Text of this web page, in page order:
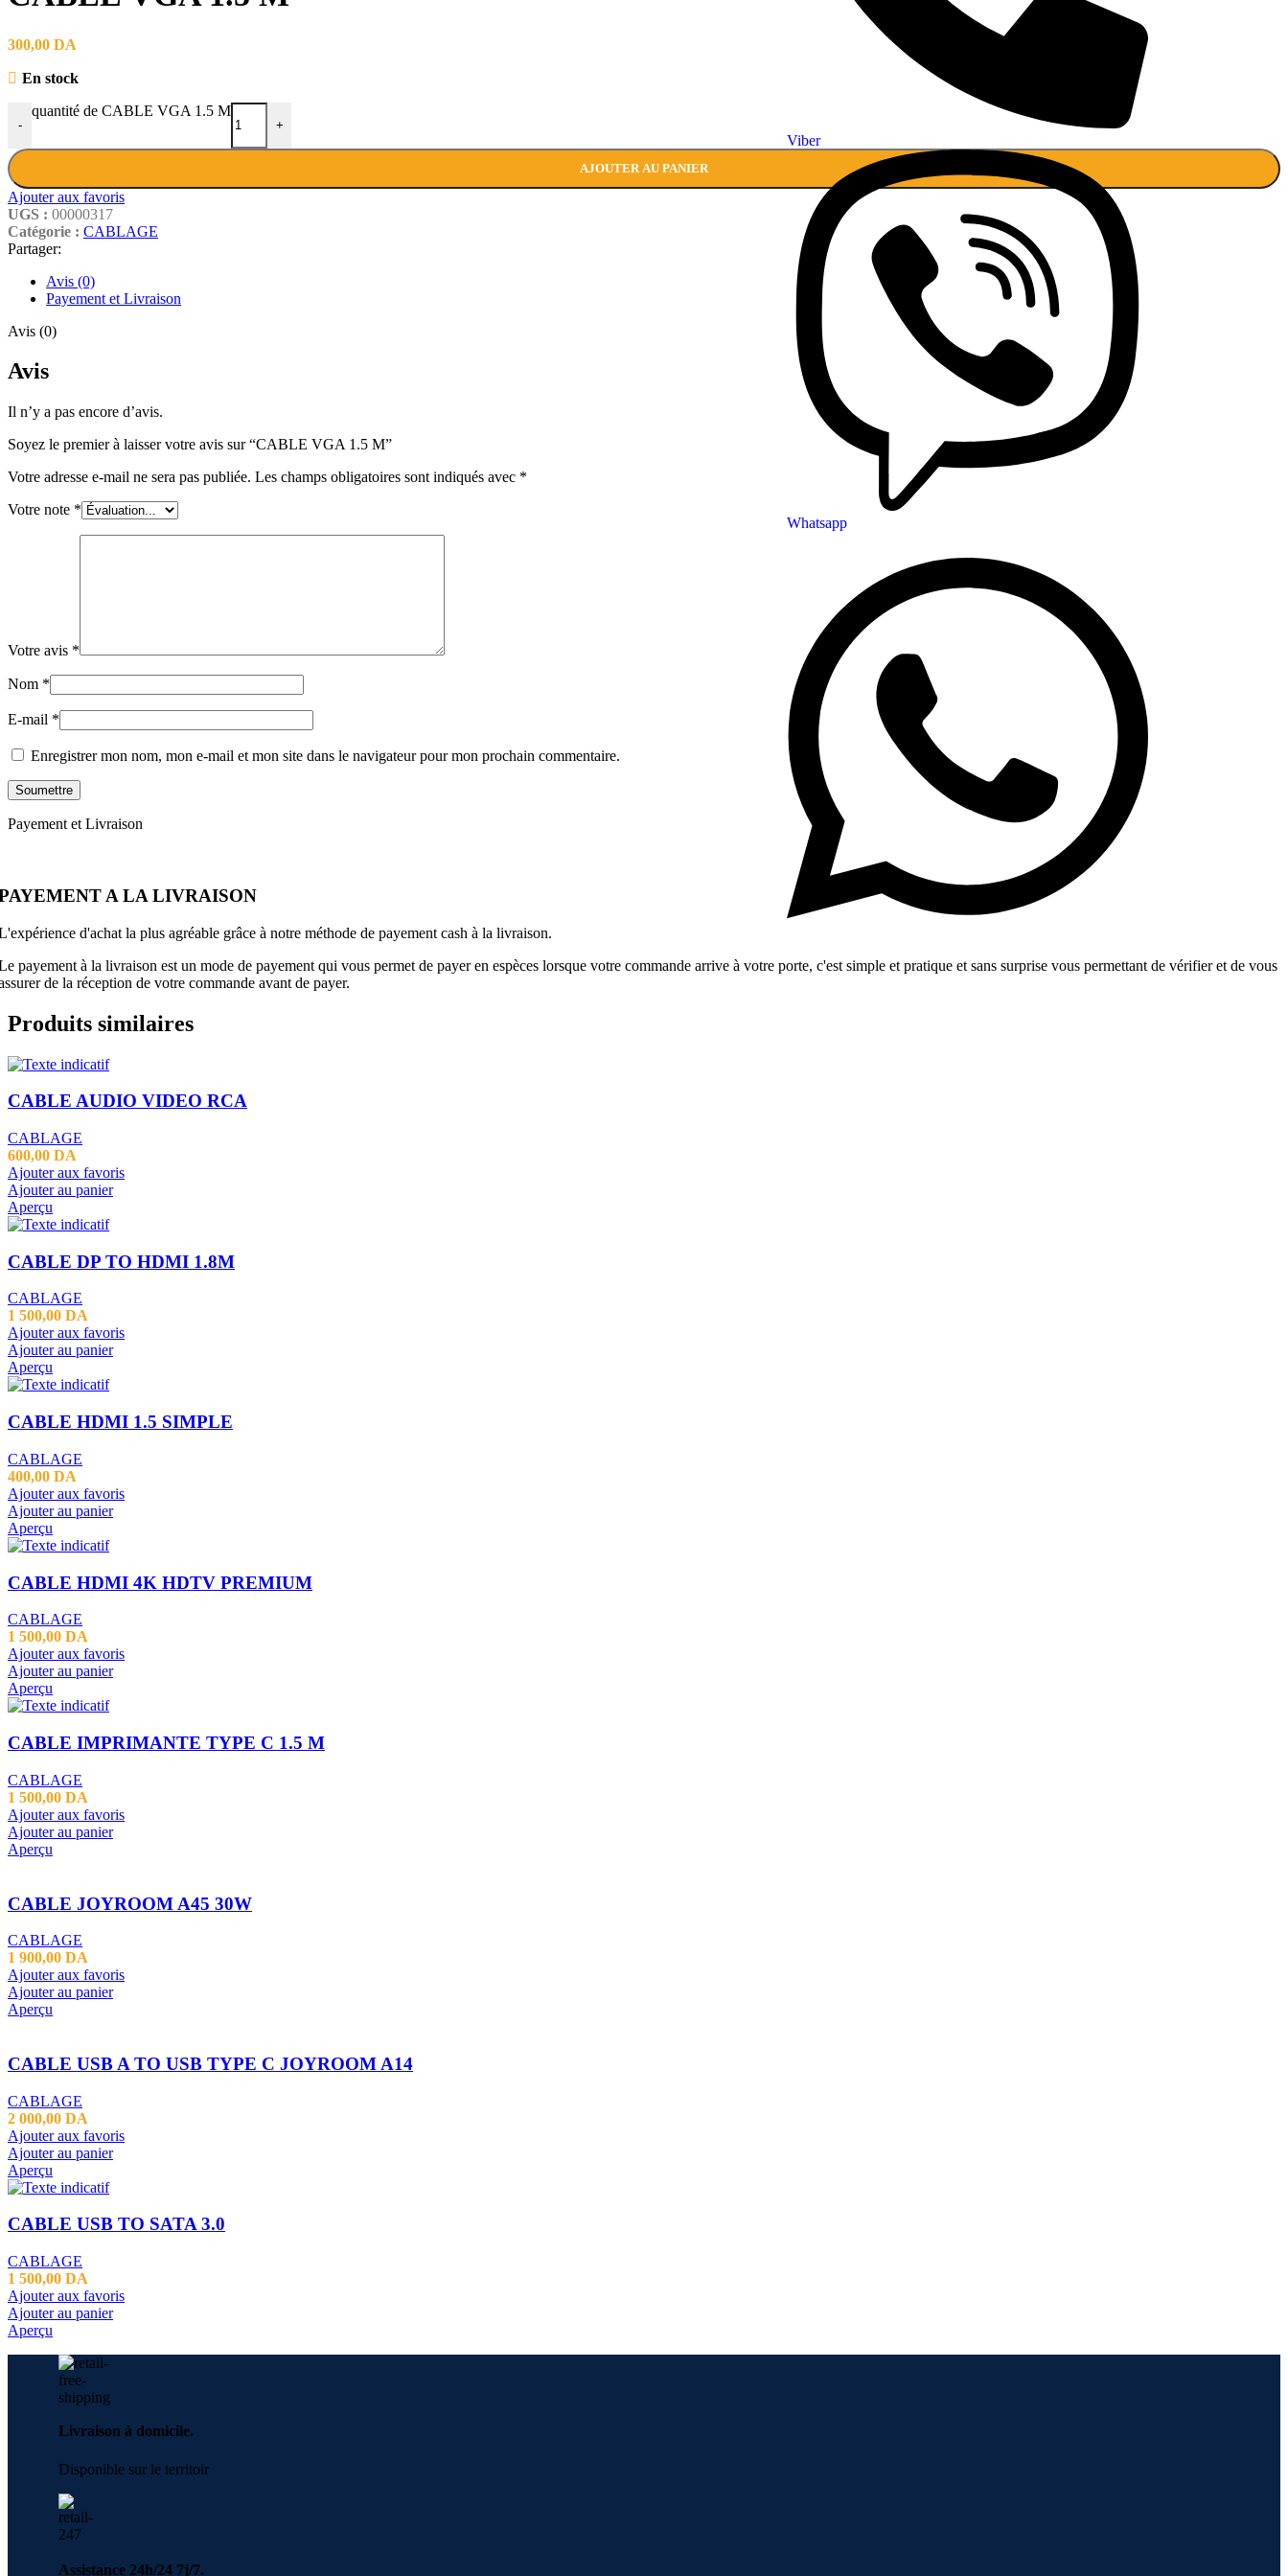
Viber
Whatsapp
300,00 DA
En stock
-
quantité de CABLE VGA 1.5 M
+
AJOUTER AU PANIER
Ajouter aux favoris
UGS : 00000317
Catégorie : CABLAGE
Partager:
Avis (0)
Payement et Livraison
Avis (0)
Avis
Il n’y a pas encore d’avis.
Soyez le premier à laisser votre avis sur “CABLE VGA 1.5 M”
Votre adresse e-mail ne sera pas publiée. Les champs obligatoires sont indiqués avec *
Votre note *
Votre avis *
Nom *
E-mail *
Enregistrer mon nom, mon e-mail et mon site dans le navigateur pour mon prochain commentaire.
Payement et Livraison
A LA LIVRAISON
d'achat la plus agréable grâce à notre méthode de payement cash à la livraison.
payement à la livraison est un mode de payement qui vous permet de payer en espèces lorsque votre commande arrive à votre porte, c'est simple et pratique et sans surprise vous permettant de vérifier et de vous
de la réception de votre commande avant de payer.
Produits similaires
CABLE AUDIO VIDEO RCA
CABLAGE
600,00 DA
Ajouter aux favoris
Ajouter au panier
Aperçu
CABLE DP TO HDMI 1.8M
CABLAGE
1 500,00 DA
Ajouter aux favoris
Ajouter au panier
Aperçu
CABLE HDMI 1.5 SIMPLE
CABLAGE
400,00 DA
Ajouter aux favoris
Ajouter au panier
Aperçu
CABLE HDMI 4K HDTV PREMIUM
CABLAGE
1 500,00 DA
Ajouter aux favoris
Ajouter au panier
Aperçu
CABLE IMPRIMANTE TYPE C 1.5 M
CABLAGE
1 500,00 DA
Ajouter aux favoris
Ajouter au panier
Aperçu
CABLE JOYROOM A45 30W
CABLAGE
1 900,00 DA
Ajouter aux favoris
Ajouter au panier
Aperçu
CABLE USB A TO USB TYPE C JOYROOM A14
CABLAGE
2 000,00 DA
Ajouter aux favoris
Ajouter au panier
Aperçu
CABLE USB TO SATA 3.0
CABLAGE
1 500,00 DA
Ajouter aux favoris
Ajouter au panier
Aperçu
Livraison à domicile.
Disponible sur le territoir
Assistance 24h/24 7j/7.